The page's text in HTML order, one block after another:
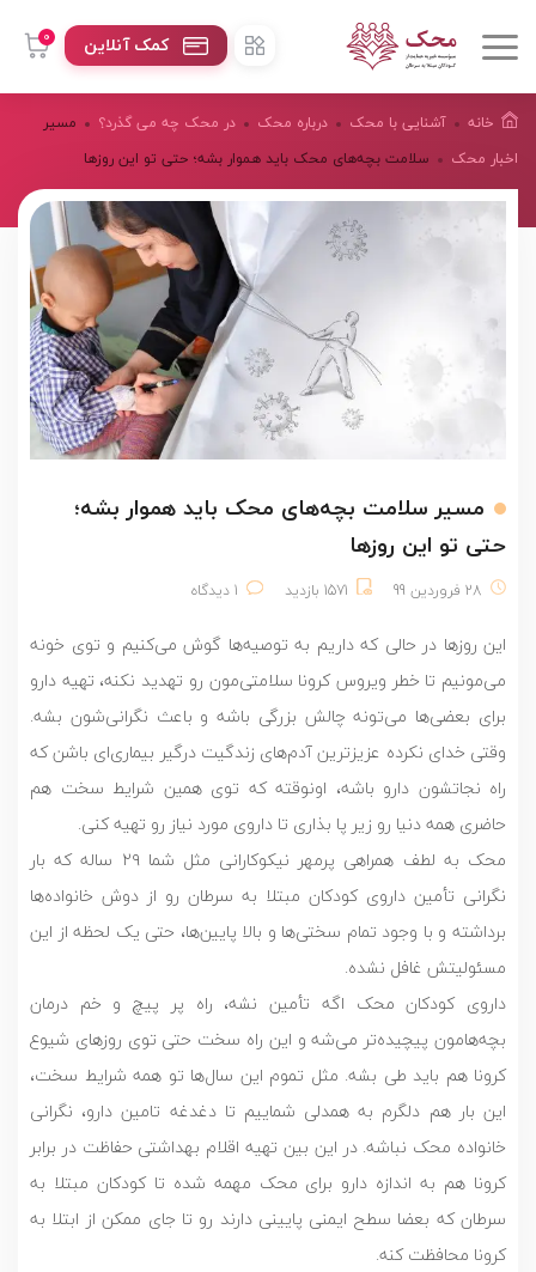
0 کمک آنلاین
خانه آشنایی با محک درباره محک
در محک چه می گذرد؟
اخبار محک
مسیر
سلامت بچه‌های محک باید هموار بشه؛ حتی تو این روزها
مسیر سلامت بچه‌های محک باید هموار بشه؛
حتی تو این روزها
28 فروردین 99 1571 بازدید 1 دیدگاه
این روزها در حالی که داریم به توصیه‌ها گوش می‌کنیم و توی خونه
می‌مونیم تا خطر ویروس کرونا سلامتی‌مون رو تهدید نکنه، تهیه دارو
برای بعضی‌ها می‌تونه چالش بزرگی باشه و باعث نگرانی‌شون بشه.
وقتی خدای نکرده عزیزترین آدم‌های زندگیت درگیر بیماری‌ای باشن که
راه نجاتشون دارو باشه، اونوقته که توی همین شرایط سخت هم
حاضری همه دنیا رو زیر پا بذارى تا داروی مورد نیاز رو تهیه کنی.
محک به لطف همراهی پرمهر نیکوکارانی مثل شما ۲۹ ساله که بار
نگرانی تأمین داروی کودکان مبتلا به سرطان رو از دوش خانواده‌ها
برداشته و با وجود تمام سختی‌ها و بالا پایین‌ها، حتی یک لحظه از این
مسئولیتش غافل نشده.
داروی کودکان محک اگه تأمین نشه، راه پر پیچ و خم درمان
بچه‌هامون پیچیده‌‌تر می‌شه و اين راه سخت حتی توى روزهای شيوع
كرونا هم باید طی بشه. مثل تموم این سال‌ها تو همه شرایط سخت،
این بار هم دلگرم به همدلی شماییم تا دغدغه تامین دارو، نگرانی
خانواده محک نباشه. در اين بين تهيه اقلام بهداشتى حفاظت در برابر
كرونا هم به اندازه دارو براى محک مهمه شده تا كودكان مبتلا به
سرطان كه بعضا سطح ايمنى پایینی دارند رو تا جاى ممكن از ابتلا به
كرونا محافظت كنه.